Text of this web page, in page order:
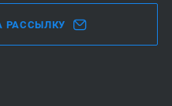
РАССЫЛКУ